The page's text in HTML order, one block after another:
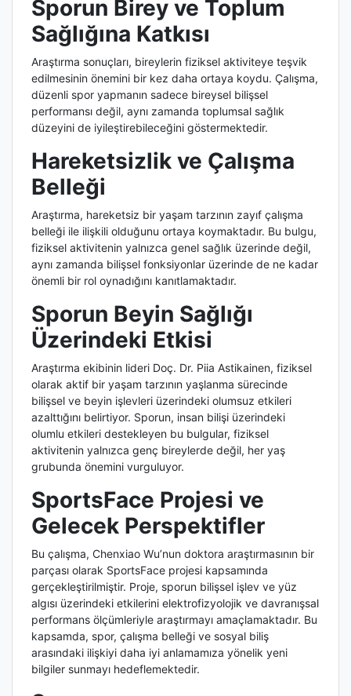
Sporun Birey ve Toplum
Sağlığına Katkısı
Araştırma sonuçları, bireylerin fiziksel aktiviteye teşvik
edilmesinin önemini bir kez daha ortaya koydu. Çalışma,
düzenli spor yapmanın sadece bireysel bilişsel
performansı değil, aynı zamanda toplumsal sağlık
düzeyini de iyileştirebileceğini göstermektedir.
Hareketsizlik ve Çalışma
Belleği
Araştırma, hareketsiz bir yaşam tarzının zayıf çalışma
belleği ile ilişkili olduğunu ortaya koymaktadır. Bu bulgu,
fiziksel aktivitenin yalnızca genel sağlık üzerinde değil,
aynı zamanda bilişsel fonksiyonlar üzerinde de ne kadar
önemli bir rol oynadığını kanıtlamaktadır.
Sporun Beyin Sağlığı
Üzerindeki Etkisi
Araştırma ekibinin lideri Doç. Dr. Piia Astikainen, fiziksel
olarak aktif bir yaşam tarzının yaşlanma sürecinde
bilişsel ve beyin işlevleri üzerindeki olumsuz etkileri
azalttığını belirtiyor. Sporun, insan bilişi üzerindeki
olumlu etkileri destekleyen bu bulgular, fiziksel
aktivitenin yalnızca genç bireylerde değil, her yaş
grubunda önemini vurguluyor.
SportsFace Projesi ve
Gelecek Perspektifler
Bu çalışma, Chenxiao Wu’nun doktora araştırmasının bir
parçası olarak SportsFace projesi kapsamında
gerçekleştirilmiştir. Proje, sporun bilişsel işlev ve yüz
algısı üzerindeki etkilerini elektrofizyolojik ve davranışsal
performans ölçümleriyle araştırmayı amaçlamaktadır. Bu
kapsamda, spor, çalışma belleği ve sosyal biliş
arasındaki ilişkiyi daha iyi anlamamıza yönelik yeni
bilgiler sunmayı hedeflemektedir.